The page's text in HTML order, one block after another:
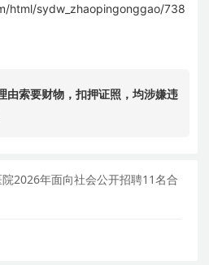
html/sydw_zhaopingonggao/738
索要财物，扣押证照，均涉嫌违
2026年面向社会公开招聘11名合